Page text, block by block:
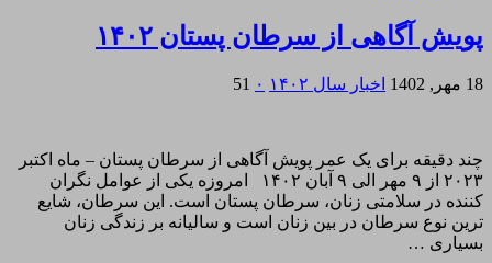
پویش آگاهی از سرطان پستان ۱۴۰۲
18 مهر, 1402 اخبار سال ۱۴۰۲ ۰ 51
چند دقیقه برای یک عمر پویش آگاهی از سرطان پستان – ماه اکتبر
۲۰۲۳ از ۹ مهر الی ۹ آبان ۱۴۰۲ امروزه یکی از عوامل نگران
کننده در سلامتی زنان، سرطان پستان است. این سرطان، شایع‌
ترین نوع سرطان در بین زنان است و سالیانه بر زندگی زنان
بسیاری …